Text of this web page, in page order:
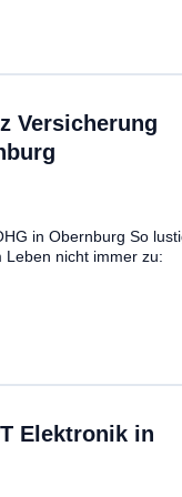
Versicherung
in Obernburg So
Leben nicht immer zu:
Elektronik in